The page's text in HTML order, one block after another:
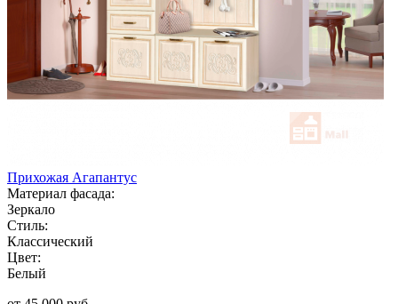
Прихожая Агапантус
Материал фасада:
Зеркало
Стиль:
Классический
Цвет:
Белый